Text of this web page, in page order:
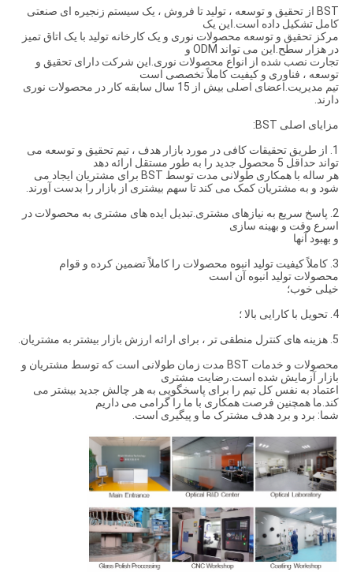
BST از تحقیق و توسعه ، تولید تا فروش ، یک سیستم زنجیره ای صنعتی
کامل تشکیل داده است.این یک
مرکز تحقیق و توسعه محصولات نوری و یک کارخانه تولید با یک اتاق تمیز
در هزار سطح.این می تواند ODM و
تجارت نصب شده از انواع محصولات نوری.این شرکت دارای تحقیق و
توسعه ، فناوری و کیفیت کاملاً تخصصی است
تیم مدیریت.اعضای اصلی بیش از 15 سال سابقه کار در محصولات نوری
دارند.
مزایای اصلی BST:
1. از طریق تحقیقات کافی در مورد بازار هدف ، تیم تحقیق و توسعه می
تواند حداقل 5 محصول جدید را به طور مستقل ارائه دهد
هر ساله با همکاری طولانی مدت توسط BST برای مشتریان ایجاد می
شود و به مشتریان کمک می کند تا سهم بیشتری از بازار را بدست آورند.
2. پاسخ سریع به نیازهای مشتری.تبدیل ایده های مشتری به محصولات در
اسرع وقت و بهینه سازی
و بهبود آنها
3. كاملاً كیفیت تولید انبوه محصولات را كاملاً تضمین كرده و قوام
محصولات تولید انبوه آن است
خیلی خوب؛
4. تحویل با کارایی بالا ؛
5. هزینه های کنترل منطقی تر ، برای ارائه ارزش بازار بیشتر به مشتریان.
محصولات و خدمات BST مدت زمان طولانی است که توسط مشتریان و
بازار آزمایش شده است.رضایت مشتری
اعتماد به نفس کل تیم را برای پاسخگویی به هر چالش جدید بیشتر می
کند.ما همچنین فرصت همکاری با ما را گرامی می داریم
شما: برد و برد هدف مشترک ما و پیگیری است.